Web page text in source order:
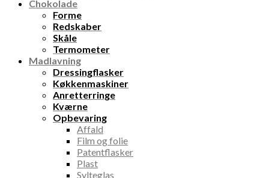
Chokolade
Forme
Redskaber
Skåle
Termometer
Madlavning
Dressingflasker
Køkkenmaskiner
Anretterringe
Kværne
Opbevaring
Affald
Film og folie
Patentflasker
Plast
Sylteglas